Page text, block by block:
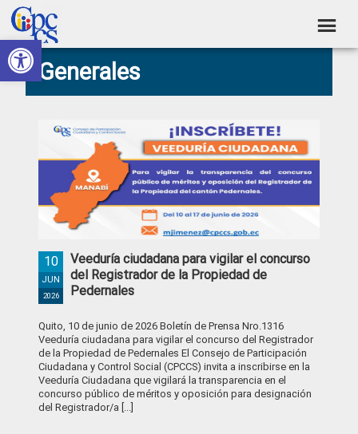
Abrir barra de herramientas
Skip
to
primary
navigation
Skip
to
main
content
Skip
to
primary
sidebar
Skip
to
footer
Consejo
de
Ciudadana
Control
Social
Construyendo
Poder
Ciudadano
Generales
Veeduría ciudadana para vigilar el concurso
del Registrador de la Propiedad de
Pedernales
10
JUN
2026
Quito, 10 de junio de 2026 Boletín de Prensa Nro.1316
Veeduría ciudadana para vigilar el concurso del Registrador
de la Propiedad de Pedernales El Consejo de Participación
Ciudadana y Control Social (CPCCS) invita a inscribirse en la
Veeduría Ciudadana que vigilará la transparencia en el
concurso público de méritos y oposición para designación
del Registrador/a [...]